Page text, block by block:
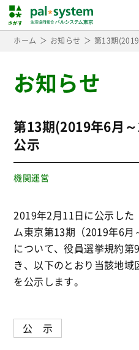
ホーム お知らせ 第13期
お知らせ
第13期(2019年6月
公示
機関運営
2019年2月11日に公示した
ム東京第13期（2019年6月
について、役員選挙規約
き、以下のとおり当該地
を公示します。
公 示